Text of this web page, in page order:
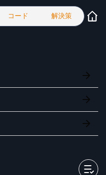
コード 解決策